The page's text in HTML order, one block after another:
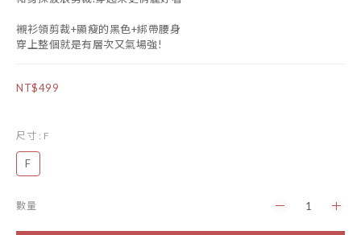
襯衫領剪裁+顯瘦的黑色+綁帶腰身
穿上整個就是有層次又氣場強!
NT$499
尺寸 : F
F
數量